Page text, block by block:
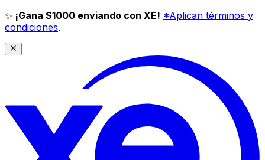
✨ ¡Gana $1000 enviando con XE! *Aplican términos y
condiciones.